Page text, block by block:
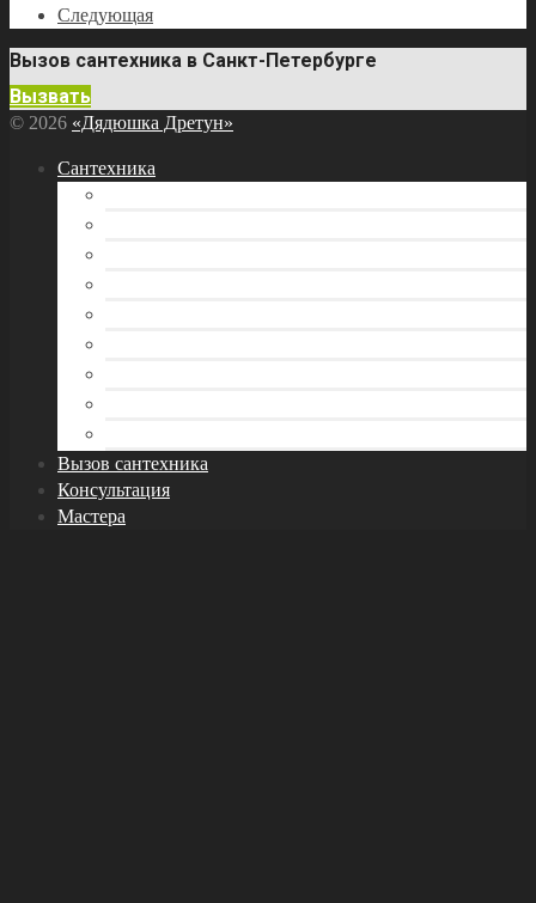
Следующая
Вызов сантехника в Санкт-Петербурге
Вызвать
© 2026 «Дядюшка Дретун»
Сантехника
Вызов сантехника
Консультация
Мастера